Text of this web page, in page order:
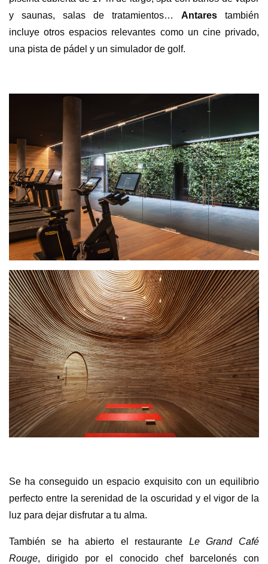
y saunas, salas de tratamientos… Antarestambién
incluye otros espacios relevantes como un cine privado,
una pista de pádel y un simulador de golf.
Se ha conseguido un espacio exquisito con un equilibrio
perfecto entre la serenidad de la oscuridad y el vigor de la
luz para dejar disfrutar a tu alma.
También se ha abierto el restaurante Le Grand Café
Rouge, dirigido por el conocido chef barcelonés con